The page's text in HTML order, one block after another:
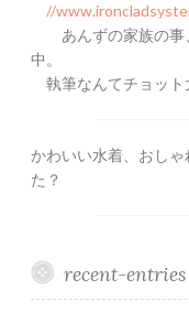
//
あんずの家族の事
中。
執筆なんてチョット
かわいい水着、おし
た？
recent-entries